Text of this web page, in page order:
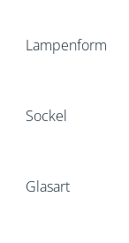
Lampenform
Sockel
Glasart